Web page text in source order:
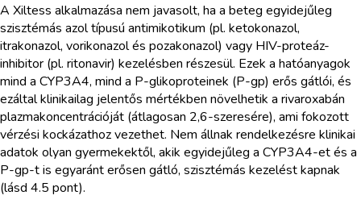
A Xiltess alkalmazása nem javasolt, ha a beteg egyidejűleg
szisztémás azol típusú antimikotikum (pl. ketokonazol,
itrakonazol, vorikonazol és pozakonazol) vagy HIV-proteáz-
inhibitor (pl. ritonavir) kezelésben részesül. Ezek a hatóanyagok
mind a CYP3A4, mind a P-glikoproteinek (P-gp) erős gátlói, és
ezáltal klinikailag jelentős mértékben növelhetik a rivaroxabán
plazmakoncentrációját (átlagosan 2,6-szeresére), ami fokozott
vérzési kockázathoz vezethet. Nem állnak rendelkezésre klinikai
adatok olyan gyermekektől, akik egyidejűleg a CYP3A4-et és a
P-gp-t is egyaránt erősen gátló, szisztémás kezelést kapnak
(lásd 4.5 pont).